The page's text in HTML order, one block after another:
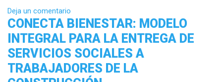
Deja un comentario
CONECTA BIENESTAR: MODELO
INTEGRAL PARA LA ENTREGA DE
SERVICIOS SOCIALES A
TRABAJADORES DE LA